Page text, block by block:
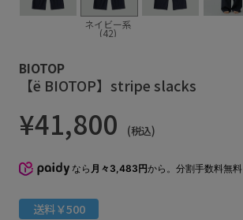
ネイビー系
(42)
BIOTOP
【ё BIOTOP】stripe slacks
¥41,800 (税込)
なら 月々3,483円から。分割手数料無料
送料￥500